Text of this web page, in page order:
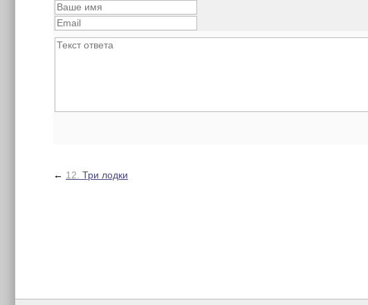
← 12. Три лодки